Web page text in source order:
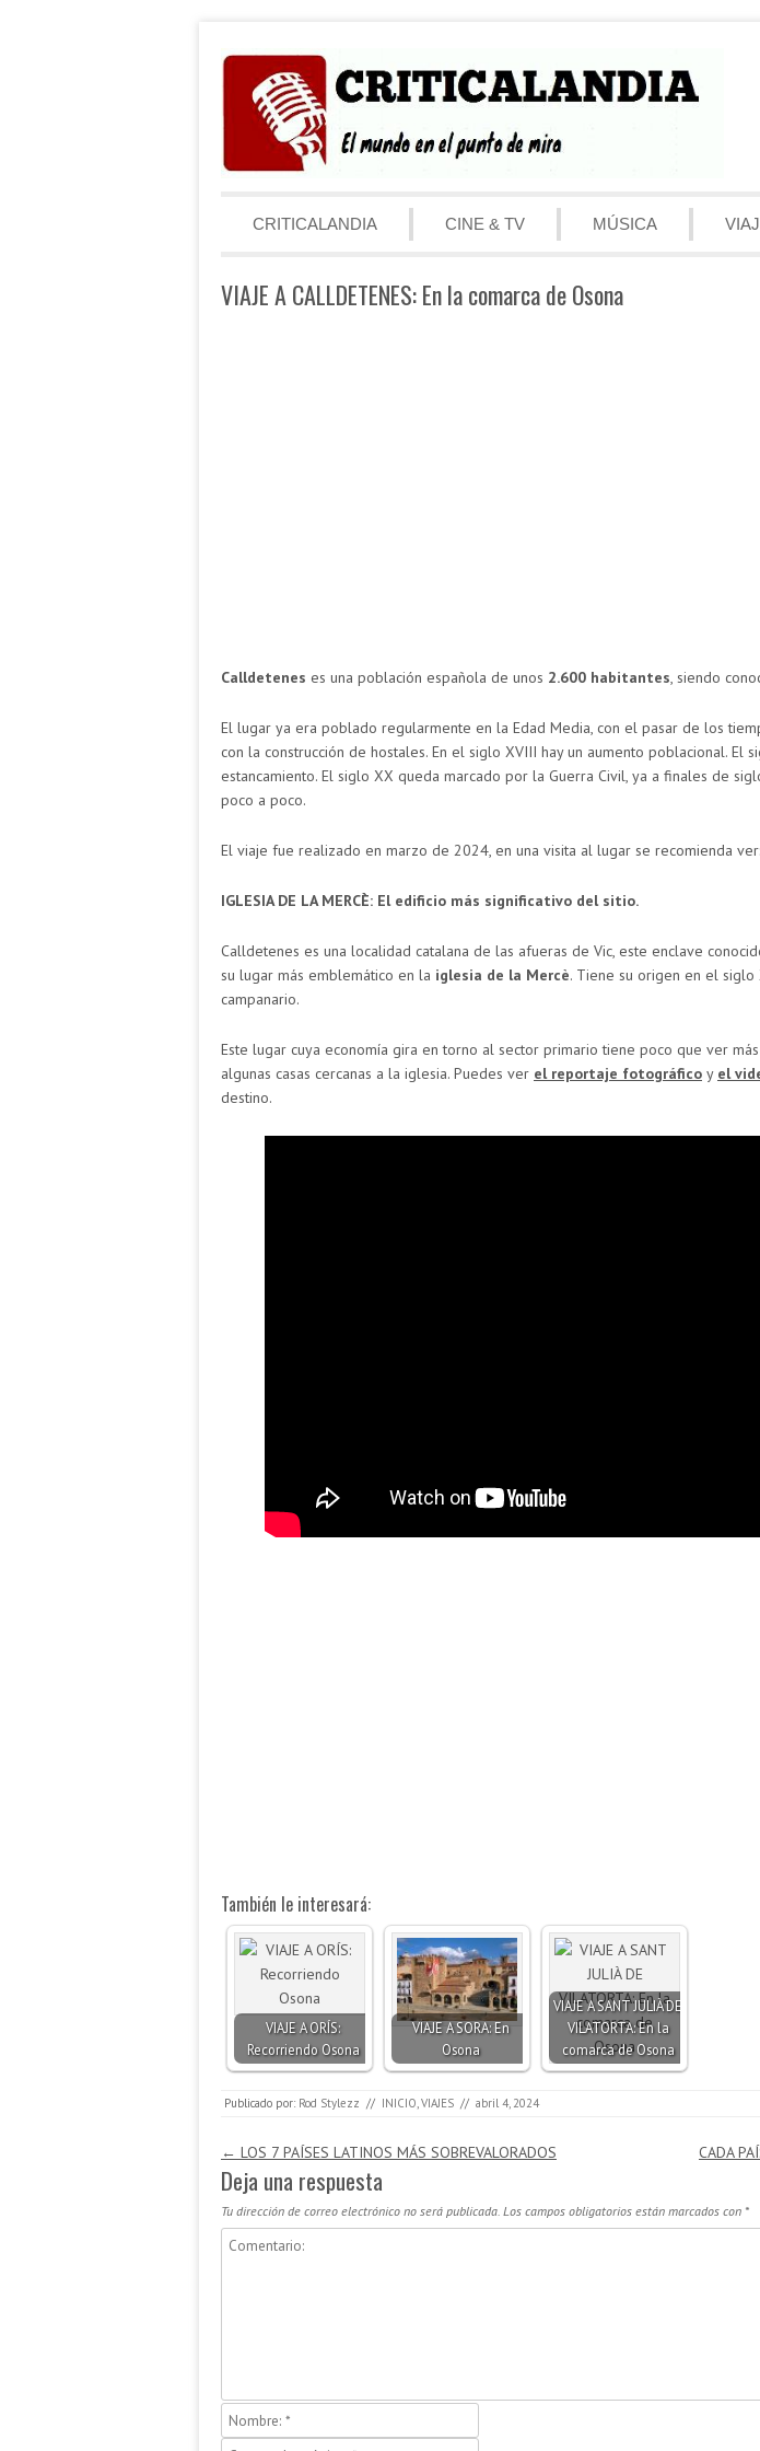
Menú
CRITICALANDIA
CINE & TV MÚSICA
VIAJE A CALLDETENES: En la comarca de Osona
Calldetenes es una población española de unos 2.600 habitantes, siendo
El lugar ya era poblado regularmente en la Edad Media, con el pasar de los
con la construcción de hostales. En el siglo XVIII hay un aumento poblacional. El
estancamiento. El siglo XX queda marcado por la Guerra Civil, ya a finales de
poco a poco.
El viaje fue realizado en marzo de 2024, en una visita al lugar se recomienda ver:
IGLESIA DE LA MERCÈ: El edificio más significativo del sitio.
Calldetenes es una localidad catalana de las afueras de Vic, este enclave
su lugar más emblemático en la iglesia de la Mercè. Tiene su origen en el siglo
campanario.
Este lugar cuya economía gira en torno al sector primario tiene poco que ver
algunas casas cercanas a la iglesia. Puedes ver el reportaje fotográfico y el
destino.
También le interesará:
VIAJE A ORÍS:
Recorriendo Osona
VIAJE A SORA: En
Osona
VIAJE A SANT JULIÀ DE
VILATORTA: En la
comarca de Osona
Publicado por: Rod Stylezz // INICIO VIAJES // abril 4, 2024
Navegación de entradas
← LOS 7 PAÍSES LATINOS MÁS SOBREVALORADOS CADA
Deja una respuesta
Tu dirección de correo electrónico no será publicada. Los campos obligatorios están marcados con *